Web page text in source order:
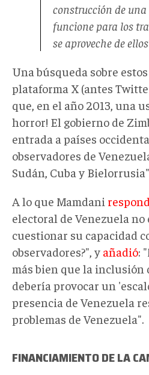
construcción de
funcione para los
se aproveche de
Una búsqueda sobre
plataforma X (antes
que, en el año 2013, una
horror! El gobierno de
entrada a países
observadores de
Sudán, Cuba y
A lo que Mamdani
electoral de Venezuela no
cuestionar su capacidad
observadores?", y añadió:
más bien que la inclusión
debería provocar un
presencia de Venezuela
problemas de Venezuela".
FINANCIAMIENTO DE LA